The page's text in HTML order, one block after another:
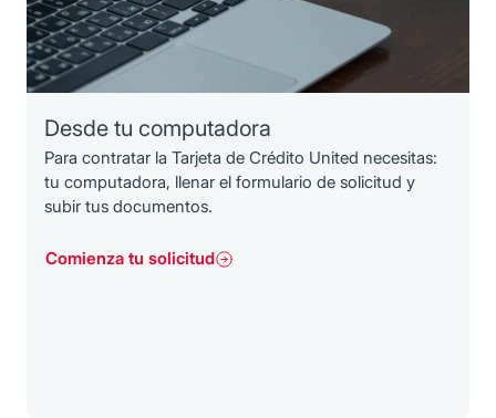
Desde tu computadora
Para contratar la Tarjeta de Crédito United necesitas:
tu computadora, llenar el formulario de solicitud y
subir tus documentos.
Comienza tu solicitud